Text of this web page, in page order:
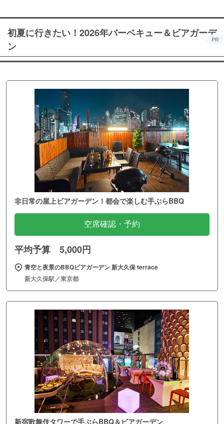
初夏に行きたい！2026年バーベキュー＆ビアガーデ
ン
PR
非日常の屋上ビアガーデン！都会で楽しむ手ぶらBBQ
空席確認・予約
平均予算 5,000円
青空と夜景のBBQビアガーデン 新大久保 terrace
新大久保駅／東京都
新宿歌舞伎タワーで手ぶらBBQ＆ビアガーデン